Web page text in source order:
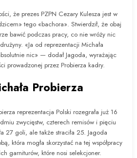
że prezes PZPN Cezary Kulesza jest w
tego «bachora». Stwierdził, że obaj
bawić podczas pracy, co nie wróży nic
«Ja od reprezentacji Michała
nic» — dodał Jagoda, wyrażając
prowadzonej przez Probierza kadry.
Probierza
reprezentacja Polski rozegrała już 16
zwycięstw, czterech remisów i pięciu
27 goli, ale także straciła 25. Jagoda
która mogła skorzystać na tej współpracy
garniturów, które nosi selekcjoner.